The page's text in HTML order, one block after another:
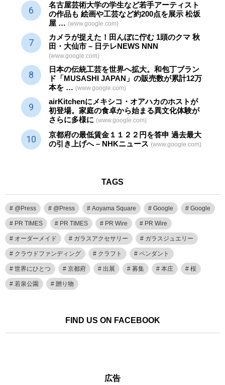
名古屋芸術大学の学生など若手アーティスト
の作品も 絵画や工芸など約200点を展示 松坂
屋 … (www.google.com)
カメラが捉えた！田んぼに佇む 1頭のクマ 秋
田・大仙市 – 日テレNEWS NNN
(www.google.com)
日本の伝統工芸を世界へ拡大。和包丁ブラン
ド「MUSASHI JAPAN」の販売数が累計12万
本を … (www.google.com)
airKitchenにメキシコ・オアハカのホストが
初登場。家庭の食卓から始まる異文化体験が
さらに多様に (www.google.com)
京都府の最低賃金１１２２円を答申 過去最大
の引き上げへ – NHKニュース (www.google.com)
TAGS
@Press @Press Aoyama Square Google Google
PR TIMES PR TIMES PR Wire PR Wire
オーダーメイド ガラスアクセサリー ガラスジュエリー
クラウドファンディング クラフト ペンダント
世界にひとつ 京都府 出展 募集 本庄 桜
若泉公園 贈り物
FIND US ON FACEBOOK
広告